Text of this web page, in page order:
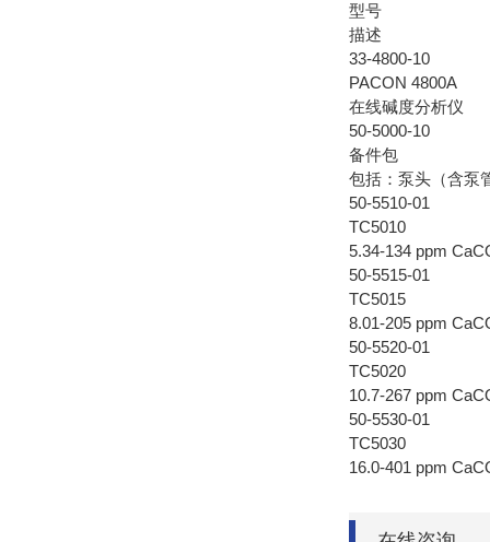
型号
描述
33-4800-10
PACON 4800A
在线碱度分析仪
50-5000-10
备件包
包括：泵头（含泵
50-5510-01
TC5010
5.34-134 ppm
50-5515-01
TC5015
8.01-205 ppm
50-5520-01
TC5020
10.7-267 ppm
50-5530-01
TC5030
16.0-401 ppm